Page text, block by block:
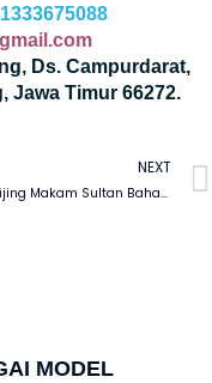
Ds. Campurdarat,
Jawa Timur 66272.
NEXT
Design Kijing Makam Sultan Bahan Marmer & Granit Impala Berkualitas Tinggi
MODEL